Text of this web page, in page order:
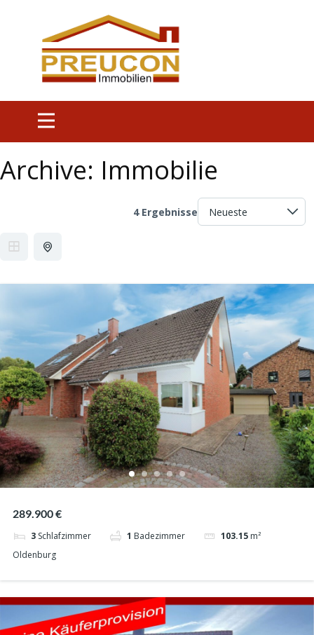
Archive: Immobilie
4 Ergebnisse
289.900 €
3 Schlafzimmer 1 Badezimmer 103.15 m²
Oldenburg